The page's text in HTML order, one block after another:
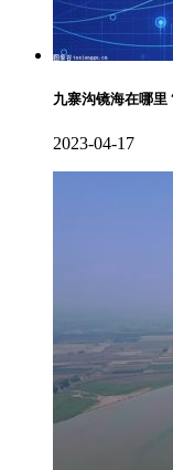
九寨沟镜海在哪里
2023-04-17